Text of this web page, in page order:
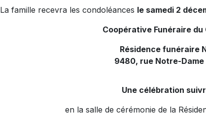
La famille recevra les condoléances le samedi 2
Coopérative Funéraire
Résidence funéraire
9480, rue Notre-Dame
Une célébration
en la salle de cérémonie de la